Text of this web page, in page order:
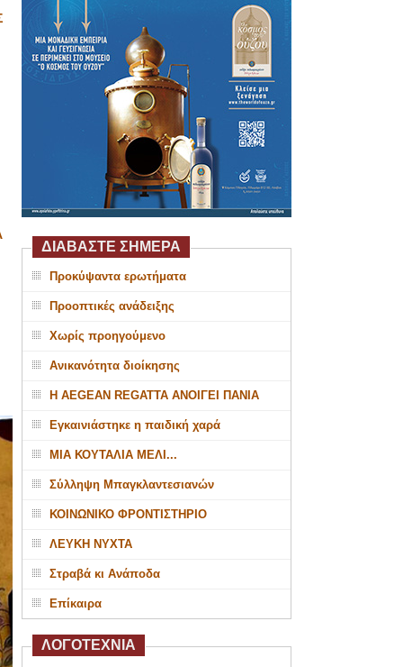
ΔΙΑΒΑΣΤΕ ΣΗΜΕΡΑ
Προκύψαντα ερωτήματα
Προοπτικές ανάδειξης
Χωρίς προηγούμενο
Ανικανότητα διοίκησης
Η AEGEAN REGATTA ΑΝΟΙΓΕΙ ΠΑΝΙΑ
Εγκαινιάστηκε η παιδική χαρά
ΜΙΑ ΚΟΥΤΑΛΙΑ ΜΕΛΙ...
Σύλληψη Μπαγκλαντεσιανών
ΚΟΙΝΩΝΙΚΟ ΦΡΟΝΤΙΣΤΗΡΙΟ
ΛΕΥΚΗ ΝΥΧΤΑ
Στραβά κι Ανάποδα
Επίκαιρα
ΛΟΓΟΤΕΧΝΙΑ